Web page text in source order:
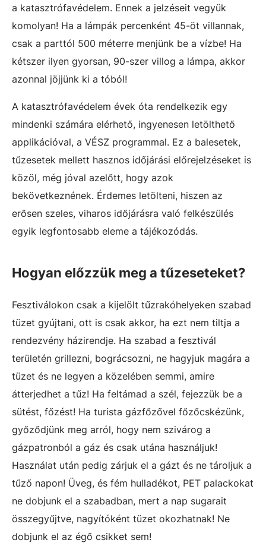
a katasztrófavédelem. Ennek a jelzéseit vegyük
komolyan! Ha a lámpák percenként 45-öt villannak,
csak a parttól 500 méterre menjünk be a vízbe! Ha
kétszer ilyen gyorsan, 90-szer villog a lámpa, akkor
azonnal jöjjünk ki a tóból!
A katasztrófavédelem évek óta rendelkezik egy
mindenki számára elérhető, ingyenesen letölthető
applikációval, a VÉSZ programmal. Ez a balesetek,
tűzesetek mellett hasznos időjárási előrejelzéseket is
közöl, még jóval azelőtt, hogy azok
bekövetkeznének. Érdemes letölteni, hiszen az
erősen szeles, viharos időjárásra való felkészülés
egyik legfontosabb eleme a tájékozódás.
Hogyan előzzük meg a tűzeseteket?
Fesztiválokon csak a kijelölt tűzrakóhelyeken szabad
tüzet gyújtani, ott is csak akkor, ha ezt nem tiltja a
rendezvény házirendje. Ha szabad a fesztivál
területén grillezni, bográcsozni, ne hagyjuk magára a
tüzet és ne legyen a közelében semmi, amire
átterjedhet a tűz! Ha feltámad a szél, fejezzük be a
sütést, főzést! Ha turista gázfőzővel főzőcskézünk,
győződjünk meg arról, hogy nem szivárog a
gázpatronból a gáz és csak utána használjuk!
Használat után pedig zárjuk el a gázt és ne tároljuk a
tűző napon! Üveg, és fém hulladékot, PET palackokat
ne dobjunk el a szabadban, mert a nap sugarait
összegyűjtve, nagyítóként tüzet okozhatnak! Ne
dobjunk el az égő csikket sem!